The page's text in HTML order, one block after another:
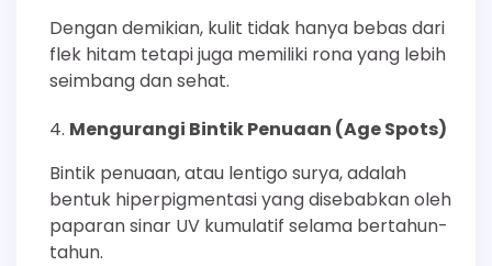
Dengan demikian, kulit tidak hanya bebas dari
flek hitam tetapi juga memiliki rona yang lebih
seimbang dan sehat.
Mengurangi Bintik Penuaan (Age Spots)
Bintik penuaan, atau lentigo surya, adalah
bentuk hiperpigmentasi yang disebabkan oleh
paparan sinar UV kumulatif selama bertahun-
tahun.